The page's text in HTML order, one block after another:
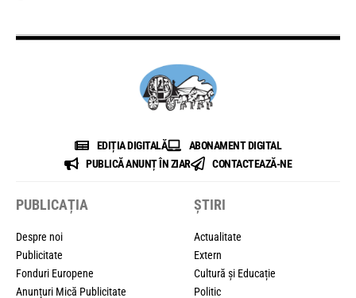
EDIȚIA DIGITALĂ
ABONAMENT DIGITAL
PUBLICĂ ANUNȚ ÎN ZIAR
CONTACTEAZĂ-NE
PUBLICAȚIA
Despre noi
Publicitate
Fonduri Europene
Anunțuri Mică Publicitate
ȘTIRI
Actualitate
Extern
Cultură și Educație
Politic